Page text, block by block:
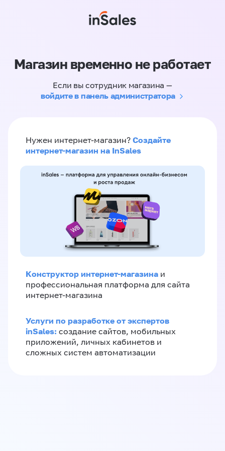
Магазин временно не работает
Если вы сотрудник магазина —
войдите в панель администратора
Нужен интернет-магазин? Создайте
интернет-магазин на InSales
Конструктор интернет-магазина и
профессиональная платформа для сайта
интернет-магазина
Услуги по разработке от экспертов
inSales: создание сайтов, мобильных
приложений, личных кабинетов и
сложных систем автоматизации